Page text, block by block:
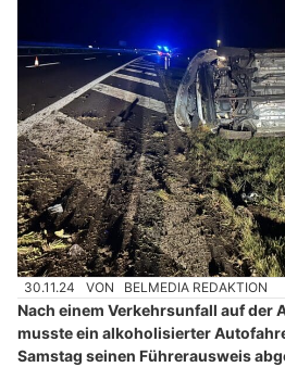
30.11.24 VON BELMEDIA REDAKTION
Nach einem Verkehrsunfall auf der
musste ein alkoholisierter
Samstag seinen Führerausweis